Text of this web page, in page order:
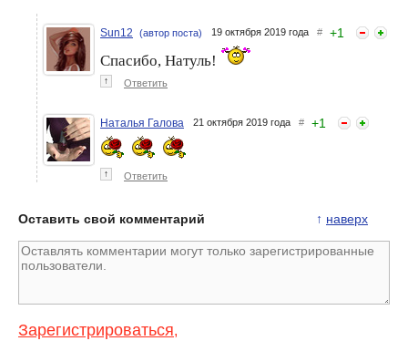
Sun12 (автор поста) 19 октября 2019 года # +1
Спасибо, Натуль!
↑ Ответить
Наталья Галова 21 октября 2019 года # +1
↑ Ответить
↑ наверх
Оставить свой комментарий
Зарегистрироваться,